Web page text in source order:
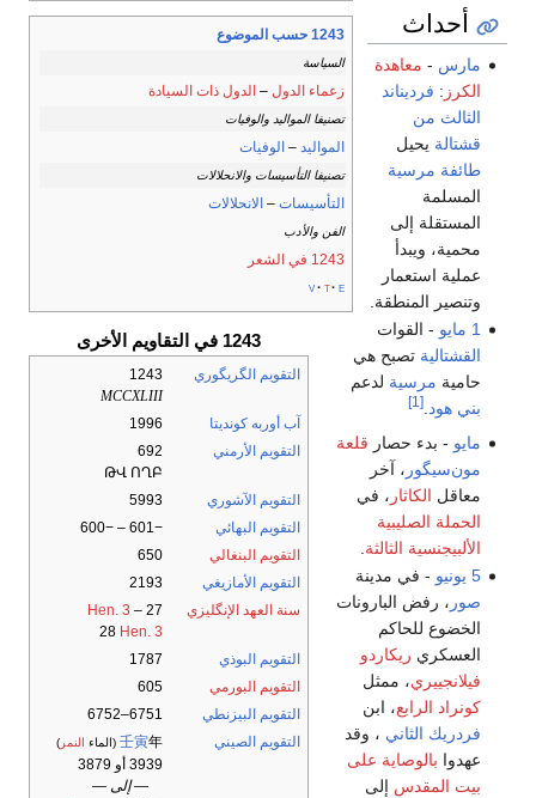
1243 حسب الموضوع
السياسة
زعماء الدول – الدول ذات السيادة
تصنيفا المواليد والوفيات
المواليد – الوفيات
تصنيفا التأسيسات والانحلالات
التأسيسات – الانحلالات
الفن والأدب
1243 في الشعر
v t e
1243 في التقاويم الأخرى
التقويم الگريگوري
1243
MCCXLIII
آب أوربه كونديتا
1996
التقويم الأرمني
692
ԹՎ ՈՂԲ
التقويم الآشوري
5993
التقويم البهائي
−601 – −600
التقويم البنغالي
650
التقويم الأمازيغي
2193
سنة العهد الإنگليزي
27
Hen. 3 –
28 Hen. 3
التقويم البوذي
1787
التقويم البورمي
605
التقويم البيزنطي
6751–6752
التقويم الصيني
壬寅年 (الماء النمر )
3939 أو 3879
— إلى —
أحداث
مارس - معاهدة
الكرز : فرديناند
الثالث من
قشتالة يحيل
طائفة مرسية
المسلمة
المستقلة إلى
محمية، ويبدأ
عملية استعمار
وتنصير المنطقة.
1 مايو
- القوات
القشتالية تصبح هي
حامية مرسية لدعم
بني هود .
[1]
مايو - بدء حصار قلعة
مون‌سيگور ، آخر
معاقل الكاثار ، في
الحملة الصليبية
الألبيجنسية الثالثة
5 يونيو
- في مدينة
صور ، رفض البارونات
الخضوع للحاكم
العسكري ريكاردو
فيلانجييري، ممثل
كونراد الرابع، ابن
فردريك الثاني ، وقد
عهدوا بالوصاية على
بيت المقدس إلى